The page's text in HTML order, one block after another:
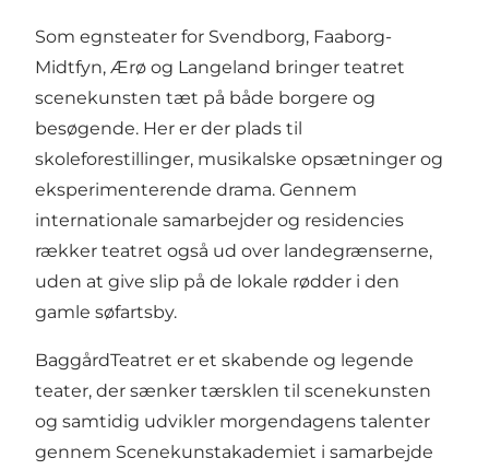
Som egnsteater for Svendborg, Faaborg-
Midtfyn, Ærø og Langeland bringer teatret
scenekunsten tæt på både borgere og
besøgende. Her er der plads til
skoleforestillinger, musikalske opsætninger og
eksperimenterende drama. Gennem
internationale samarbejder og residencies
rækker teatret også ud over landegrænserne,
uden at give slip på de lokale rødder i den
gamle søfartsby.
BaggårdTeatret er et skabende og legende
teater, der sænker tærsklen til scenekunsten
og samtidig udvikler morgendagens talenter
gennem Scenekunstakademiet i samarbejde